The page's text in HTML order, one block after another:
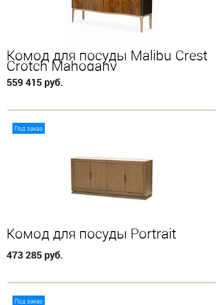
Комод для посуды Malibu Crest
Crotch Mahogany
559 415 руб.
Под заказ
Комод для посуды Portrait
473 285 руб.
Под заказ